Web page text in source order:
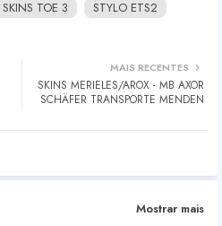
SKINS TOE 3
STYLO ETS2
MAIS RECENTES
SKINS MERIELES/AROX - MB AXOR
SCHÄFER TRANSPORTE MENDEN
Mostrar mais